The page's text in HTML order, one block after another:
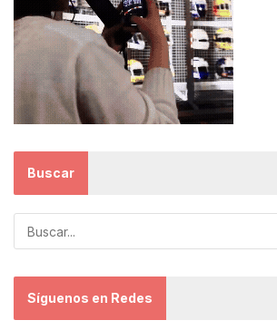
Buscar
Síguenos en Redes